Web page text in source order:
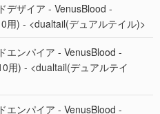
デザイア - VenusBlood -
用) - <dualtail(デュアルテイル)>
エンパイア - VenusBlood -
用) - <dualtail(デュアルテイ
エンパイア - VenusBlood -